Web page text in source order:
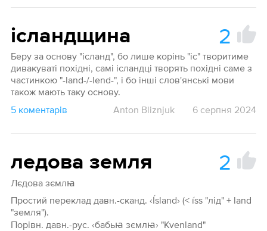
ісландщина 2
Беру за основу "ісланд", бо лише корінь "іс" творитиме
дивакуваті похідні, самі ісландці творять похідні саме з
частинкою "-land-/-lend-", і бо інші слов'янські мови
також мають таку основу.
5 коментарів
Anton Bliznjuk 6 серпня 2024
ледова земля 2
Лєдова зємлꙗ
Простий переклад давн.-сканд. ‹Ísland› (< íss "лід" + land
"земля").
Порівн. давн.-рус. ‹бабьꙗ зємлꙗ› "Kvenland"